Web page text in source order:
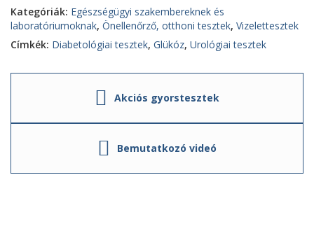
Kategóriák: Egészségügyi szakembereknek és
laboratóriumoknak, Önellenőrző, otthoni tesztek, Vizelettesztek
Címkék: Diabetológiai tesztek, Glükóz, Urológiai tesztek
Akciós gyorstesztek
Bemutatkozó videó